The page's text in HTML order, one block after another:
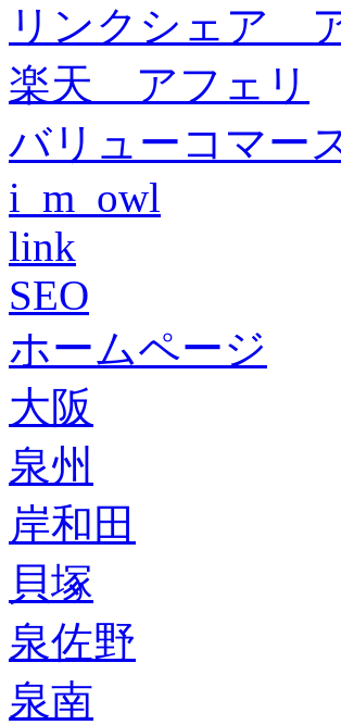
リンクシェア
楽天 アフェリ
バリューコマ
i_m_owl
link
SEO
ホームページ
大阪
泉州
岸和田
貝塚
泉佐野
泉南